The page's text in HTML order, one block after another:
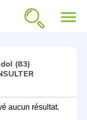
menu
(83)
aucun résultat.